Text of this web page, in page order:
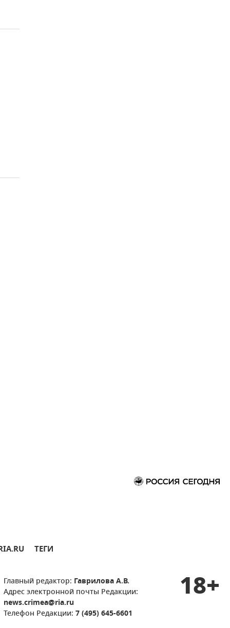
ТЕГИ
Главный редактор: Гаврилова А.В.
Адрес электронной почты Редакции:
news.crimea@ria.ru
Телефон Редакции: 7 (495) 645-6601
18+